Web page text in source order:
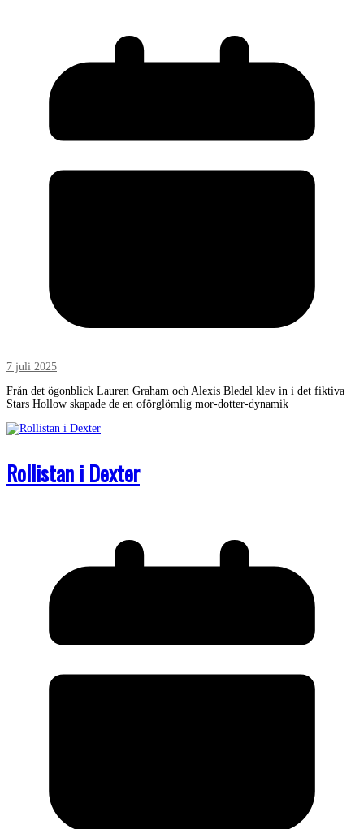
7 juli 2025
Från det ögonblick Lauren Graham och Alexis Bledel klev in i det fiktiva
Stars Hollow skapade de en oförglömlig mor-dotter-dynamik
Rollistan i Dexter